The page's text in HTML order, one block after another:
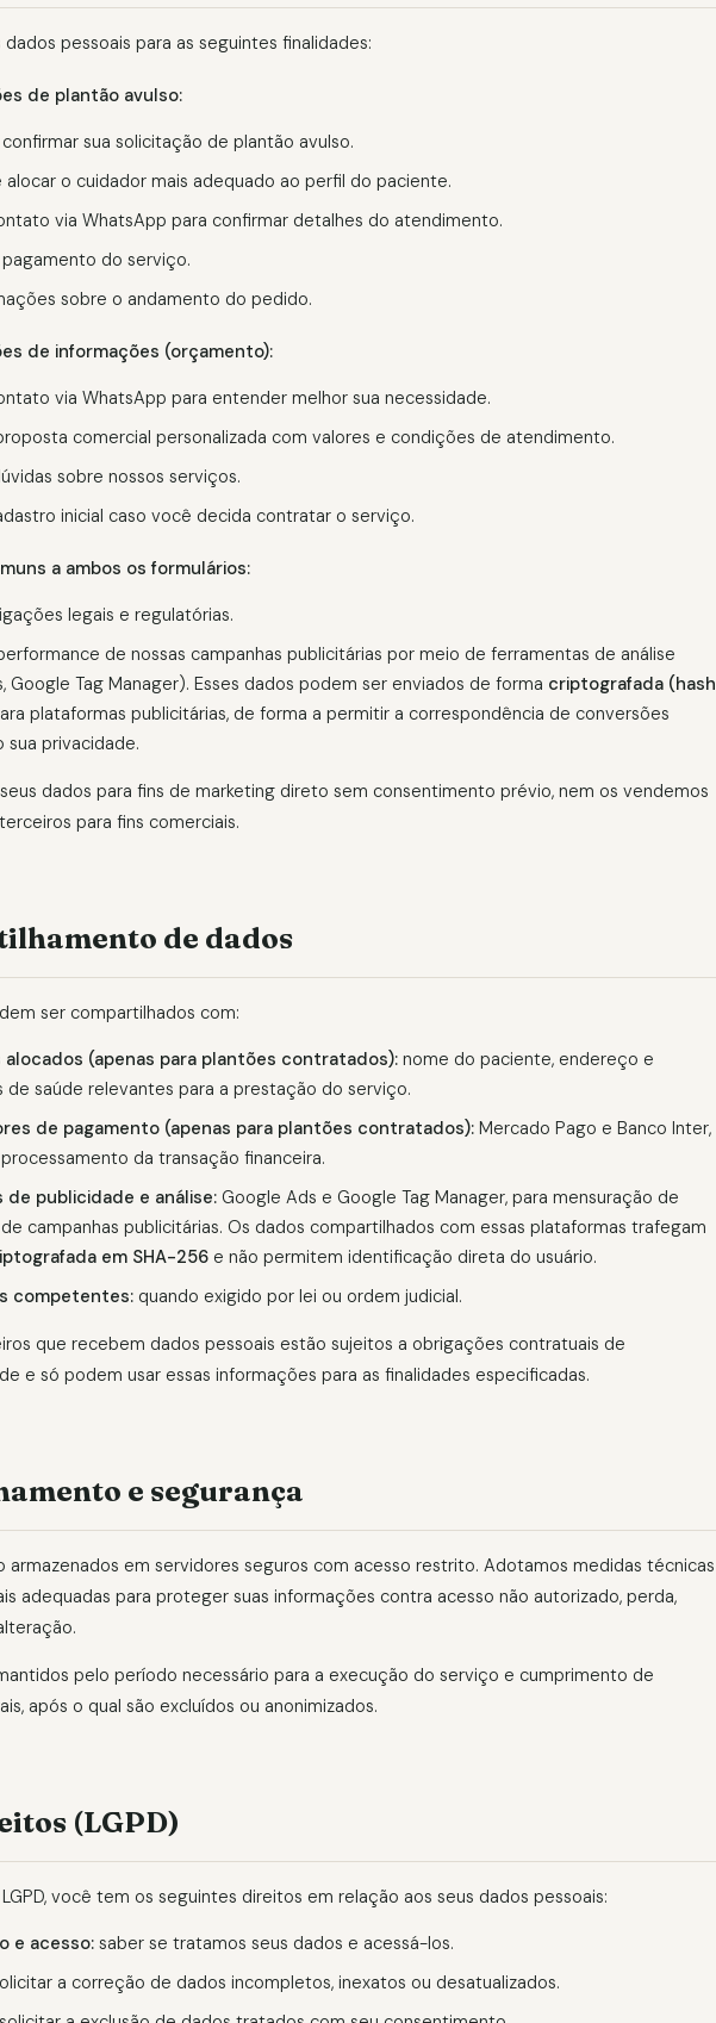
dados pessoais para as seguintes finalidades:
de plantão avulso:
sua solicitação de plantão avulso.
alocar o cuidador mais adequado ao perfil do paciente.
via WhatsApp para confirmar detalhes do atendimento.
do serviço.
sobre o andamento do pedido.
de informações (orçamento):
via WhatsApp para entender melhor sua necessidade.
comercial personalizada com valores e condições de atendimento.
sobre nossos serviços.
inicial caso você decida contratar o serviço.
a ambos os formulários:
legais e regulatórias.
de nossas campanhas publicitárias por meio de ferramentas de análise
Google Tag Manager). Esses dados podem ser enviados de forma criptografada (hash
plataformas publicitárias, de forma a permitir a correspondência de conversões
sua privacidade.
dados para fins de marketing direto sem consentimento prévio, nem os vendemos
para fins comerciais.
de dados
ser compartilhados com:
alocados (apenas para plantões contratados):nome do paciente, endereço e
de saúde relevantes para a prestação do serviço.
de pagamento (apenas para plantões contratados):Mercado Pago e Banco Inter,
da transação financeira.
de publicidade e análise: Google Ads e Google Tag Manager, para mensuração de
campanhas publicitárias. Os dados compartilhados com essas plataformas trafegam
em SHA-256 e não permitem identificação direta do usuário.
competentes: quando exigido por lei ou ordem judicial.
que recebem dados pessoais estão sujeitos a obrigações contratuais de
e só podem usar essas informações para as finalidades especificadas.
e segurança
armazenados em servidores seguros com acesso restrito. Adotamos medidas técnicas
adequadas para proteger suas informações contra acesso não autorizado, perda,
pelo período necessário para a execução do serviço e cumprimento de
após o qual são excluídos ou anonimizados.
(LGPD)
você tem os seguintes direitos em relação aos seus dados pessoais:
e acesso:saber se tratamos seus dados e acessá-los.
a correção de dados incompletos, inexatos ou desatualizados.